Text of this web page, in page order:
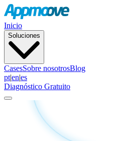
Inicio
Soluciones
CasesSobre nosotrosBlog
pt|en|es
Diagnóstico Gratuito